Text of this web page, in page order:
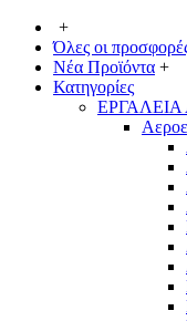
+
Όλες οι
Νέα Προϊόντα +
Κατηγορίες